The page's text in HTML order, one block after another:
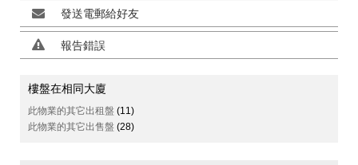
發送電郵給好友
報告錯誤
樓盤在相同大廈
此物業的其它出租盤 (11)
此物業的其它出售盤 (28)